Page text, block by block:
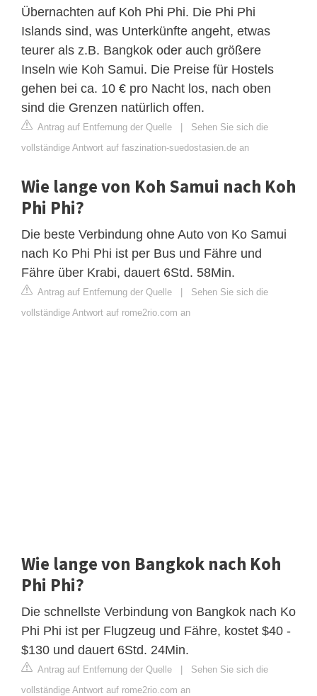
Übernachten auf Koh Phi Phi. Die Phi Phi
Islands sind, was Unterkünfte angeht, etwas
teurer als z.B. Bangkok oder auch größere
Inseln wie Koh Samui. Die Preise für Hostels
gehen bei ca. 10 € pro Nacht los, nach oben
sind die Grenzen natürlich offen.
Antrag auf Entfernung der Quelle | Sehen Sie sich die
vollständige Antwort auf faszination-suedostasien.de an
Wie lange von Koh Samui nach Koh
Phi Phi?
Die beste Verbindung ohne Auto von Ko Samui
nach Ko Phi Phi ist per Bus und Fähre und
Fähre über Krabi, dauert 6Std. 58Min.
Antrag auf Entfernung der Quelle | Sehen Sie sich die
vollständige Antwort auf rome2rio.com an
Wie lange von Bangkok nach Koh
Phi Phi?
Die schnellste Verbindung von Bangkok nach Ko
Phi Phi ist per Flugzeug und Fähre, kostet $40 -
$130 und dauert 6Std. 24Min.
Antrag auf Entfernung der Quelle | Sehen Sie sich die
vollständige Antwort auf rome2rio.com an